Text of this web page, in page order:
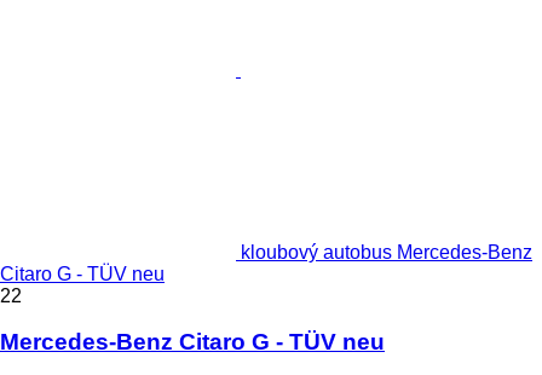
kloubový autobus Mercedes-Benz
Citaro G - TÜV neu
22
Mercedes-Benz Citaro G - TÜV neu